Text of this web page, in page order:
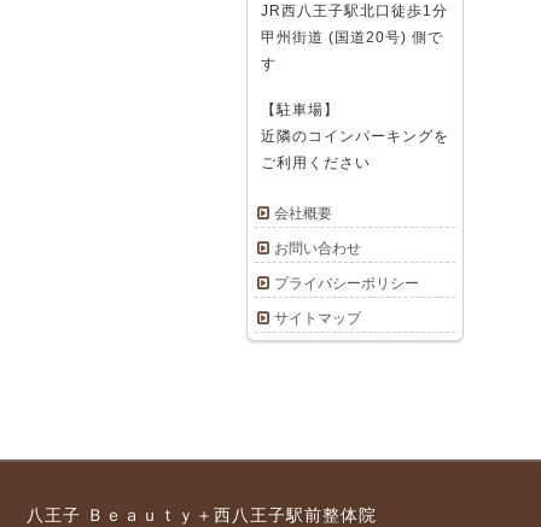
JR西八王子駅北口徒歩1分
甲州街道 (国道20号) 側で
す
【駐車場】
近隣のコインパーキングを
ご利用ください
会社概要
お問い合わせ
プライバシーポリシー
サイトマップ
八王子 Ｂｅａｕｔｙ＋西八王子駅前整体院